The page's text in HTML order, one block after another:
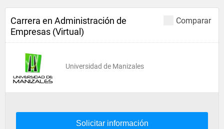
Comparar
Carrera en Administración de
Empresas (Virtual)
Universidad de Manizales
Solicitar información